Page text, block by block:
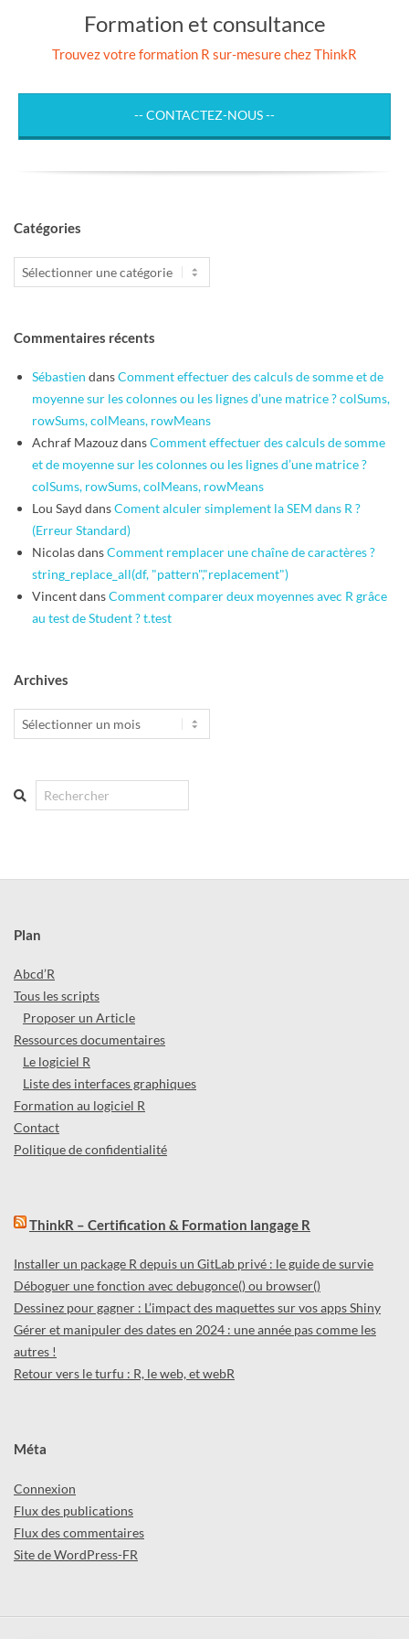
Formation et consultance
Trouvez votre formation R sur-mesure chez ThinkR
-- CONTACTEZ-NOUS --
Catégories
Catégories
Commentaires récents
Sébastien dansComment effectuer des calculs de somme et de
moyenne sur les colonnes ou les lignes d’une matrice ? colSums,
rowSums, colMeans, rowMeans
Achraf MazouzdansComment effectuer des calculs de somme
et de moyenne sur les colonnes ou les lignes d’une matrice ?
colSums, rowSums, colMeans, rowMeans
Lou Sayd dansComent alculer simplement la SEM dans R ?
(Erreur Standard)
NicolasdansComment remplacer une chaîne de caractères ?
string_replace_all(df, "pattern","replacement")
VincentdansComment comparer deux moyennes avec R grâce
au test de Student ? t.test
Archives
Archives
Search
Plan
Abcd’R
Tous les scripts
Proposer un Article
Ressources documentaires
Le logiciel R
Liste des interfaces graphiques
Formation au logiciel R
Contact
Politique de confidentialité
ThinkR – Certification & Formation langage R
Installer un package R depuis un GitLab privé : le guide de survie
Déboguer une fonction avec debugonce() ou browser()
Dessinez pour gagner : L’impact des maquettes sur vos apps Shiny
Gérer et manipuler des dates en 2024 : une année pas comme les
autres !
Retour vers le turfu : R, le web, et webR
Méta
Connexion
Flux des publications
Flux des commentaires
Site de WordPress-FR